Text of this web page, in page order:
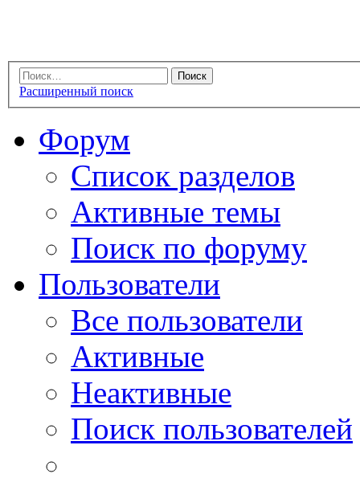
Расширенный поиск
Форум
Список разделов
Активные темы
Поиск по форуму
Пользователи
Все пользователи
Активные
Неактивные
Поиск пользователей